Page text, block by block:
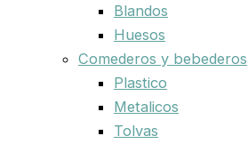
Blandos
Huesos
Comederos y bebederos
Plastico
Metalicos
Tolvas